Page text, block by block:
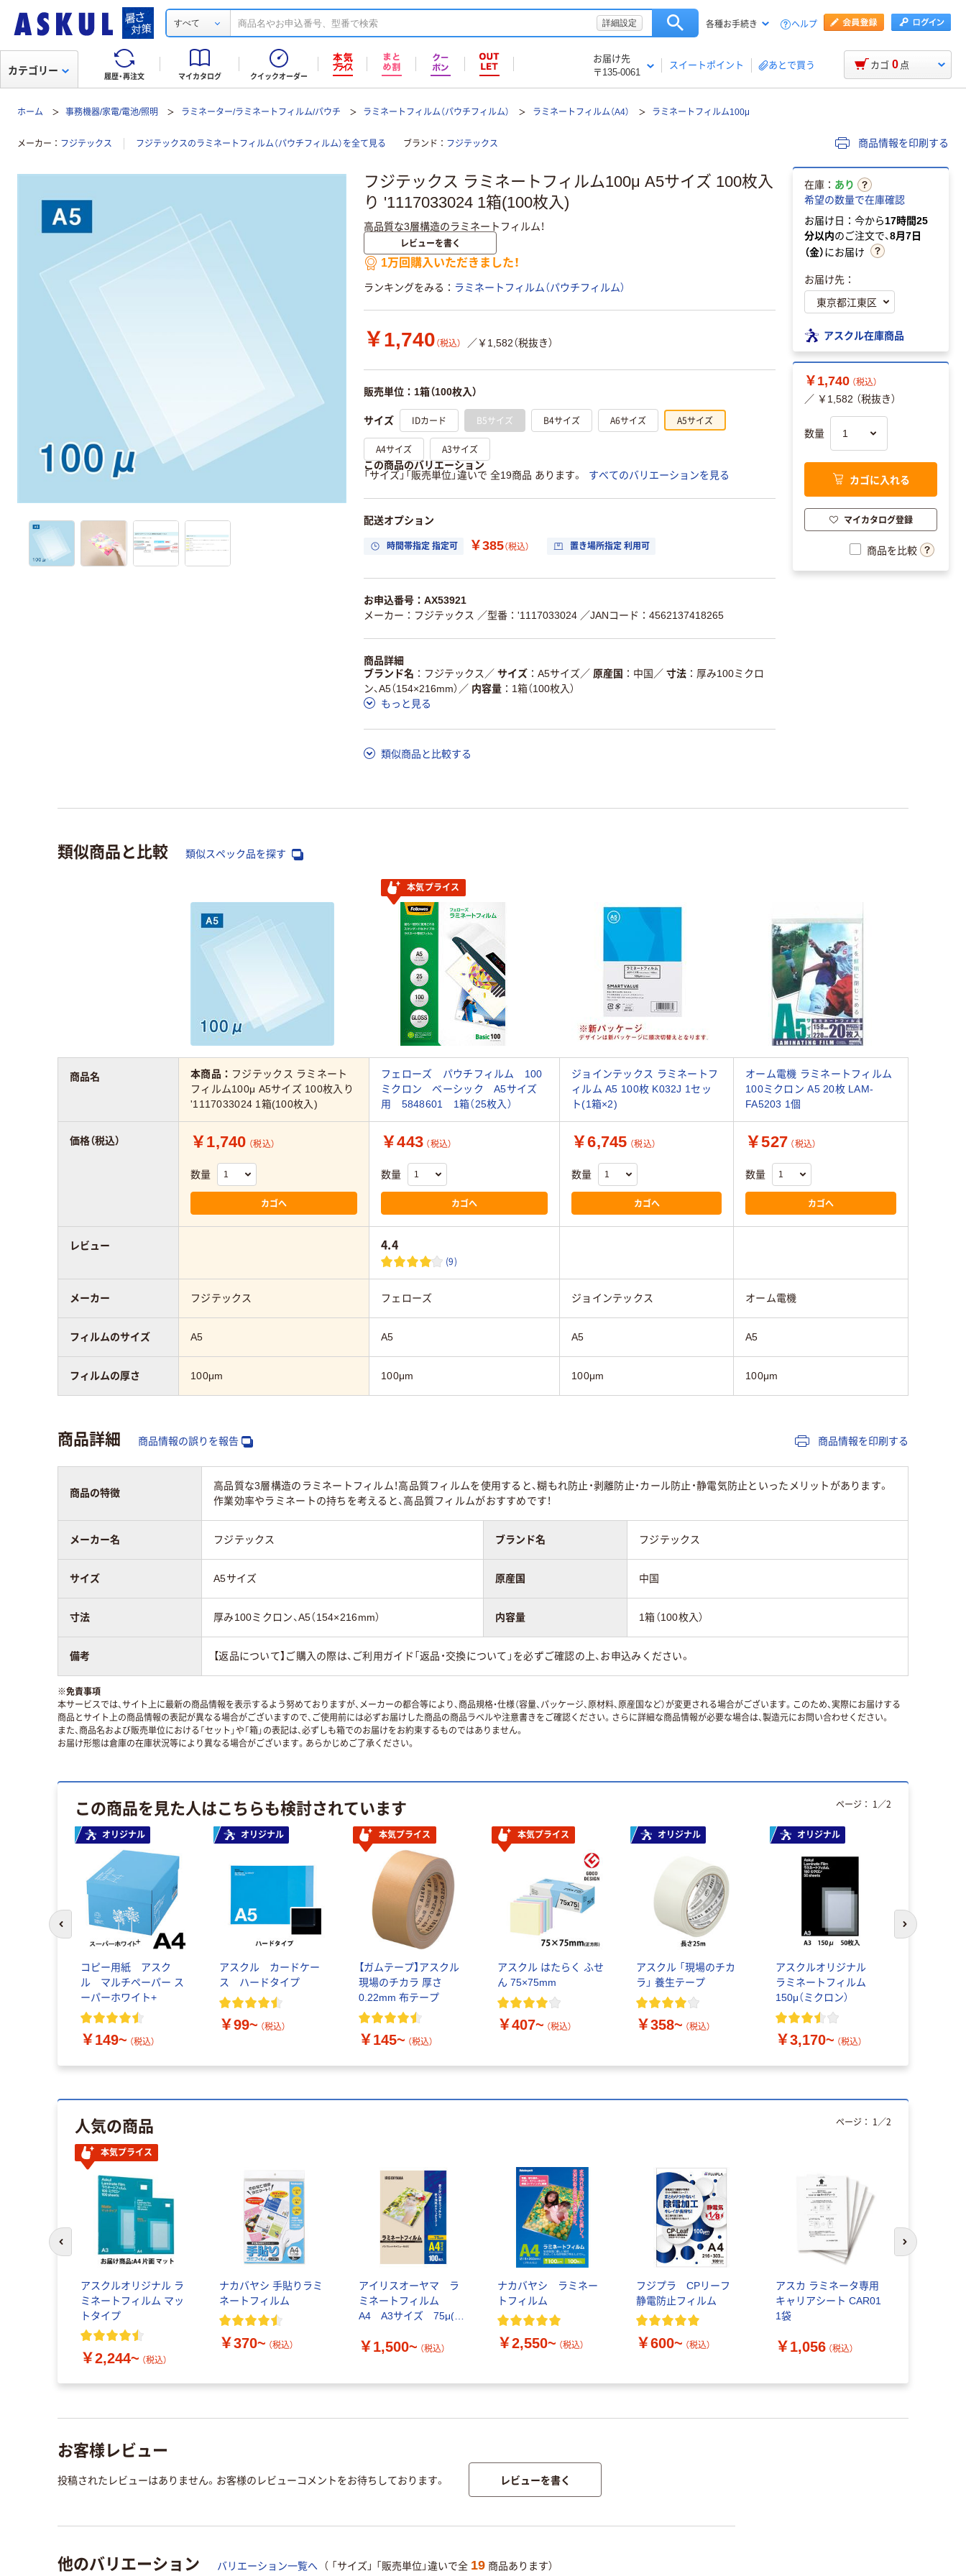
すべて 詳細設定 各種お手続き ヘルプ
履歴・再注文 マイカタログ クイックオーダー
お届け先
〒135-0061
スイートポイント あとで買う
カテゴリー カゴ 0 点
ホーム 事務機器/家電/電池/照明 ラミネーター/ラミネートフィルム/パウチ ラミネートフィルム（パウチフィルム） ラミネートフィルム（A4） ラミネートフィルム100μ
メーカー フジテックス フジテックスのラミネートフィルム（パウチフィルム）を全て見る ブランド フジテックス 商品情報を印刷する
フジテックス ラミネートフィルム100μ A5サイズ 100枚入
り '1117033024 1箱(100枚入)
高品質な3層構造のラミネートフィルム！
レビューを書く
1万回購入いただきました！
ランキングをみる ラミネートフィルム（パウチフィルム）
￥1,740 （税込） ／￥1,582（税抜き）
販売単位：1箱（100枚入）
サイズ IDカード B5サイズ B4サイズ A6サイズ A5サイズ
A4サイズ A3サイズ
この商品のバリエーション
「サイズ」「販売単位」違いで 全19商品 あります。
すべてのバリエーションを見る
配送オプション
時間帯指定 指定可 ￥385（税込） 置き場所指定 利用可
お申込番号：AX53921
メーカー：フジテックス ／型番：'1117033024 ／JANコード：4562137418265
商品詳細
ブランド名
フジテックス ／ サイズ A5サイズ／ 原産国 中国 ／ 寸法
厚み100ミクロ
ン、A5（154×216mm） ／ 内容量
1箱（100枚入）
もっと見る
類似商品と比較する
在庫： あり
希望の数量で在庫確認
お届け日：今から17時間25
分以内のご注文で、8月7日
（金）にお届け
お届け先：
アスクル在庫商品
￥1,740 （税込）
／ ￥1,582 （税抜き）
数量
カゴに入れる
マイカタログ登録
商品を比較
類似商品と比較 類似スペック品を探す
本気プライス
商品名 本商品： フジテックス ラミネート
フィルム100μ A5サイズ 100枚入り
'1117033024 1箱(100枚入)
フェローズ パウチフィルム 100
ミクロン ベーシック A5サイズ
用 5848601 1箱（25枚入）
ジョインテックス ラミネートフ
ィルム A5 100枚 K032J 1セッ
ト(1箱×2)
オーム電機 ラミネートフィルム
100ミクロン A5 20枚 LAM-
FA5203 1個
価格（税込） ￥1,740 （税込）
数量
カゴへ
￥443 （税込）
数量
カゴへ
￥6,745 （税込）
数量
カゴへ
￥527 （税込）
数量
カゴへ
レビュー 4.4
(9)
メーカー フジテックス フェローズ ジョインテックス オーム電機
フィルムのサイズ A5 A5 A5 A5
フィルムの厚さ 100μm 100μm 100μm 100μm
商品詳細 商品情報の誤りを報告 商品情報を印刷する
商品の特徴
高品質な3層構造のラミネートフィルム！高品質フィルムを使用すると、糊もれ防止・剥離防止・カール防止・静電気防止といったメリットがあります。
作業効率やラミネートの持ちを考えると、高品質フィルムがおすすめです！
メーカー名 フジテックス ブランド名 フジテックス
サイズ A5サイズ 原産国 中国
寸法 厚み100ミクロン、A5（154×216mm） 内容量 1箱（100枚入）
備考 【返品について】ご購入の際は、ご利用ガイド「返品・交換について」を必ずご確認の上、お申込みください。
※免責事項
本サービスでは、サイト上に最新の商品情報を表示するよう努めておりますが、メーカーの都合等により、商品規格・仕様（容量、パッケージ、原材料、原産国など）が変更される場合がございます。このため、実際にお届けする
商品とサイト上の商品情報の表記が異なる場合がございますので、ご使用前には必ずお届けした商品の商品ラベルや注意書きをご確認ください。さらに詳細な商品情報が必要な場合は、製造元にお問い合わせください。
また、商品名および販売単位における「セット」や「箱」の表記は、必ずしも箱でのお届けをお約束するものではありません。
お届け形態は倉庫の在庫状況等により異なる場合がございます。あらかじめご了承ください。
この商品を見た人はこちらも検討されています
オリジナル
コピー用紙 アスク
ル マルチペーパー ス
ーパーホワイト+
￥149~ （税込）
オリジナル
アスクル カードケー
ス ハードタイプ
￥99~ （税込）
本気プライス
【ガムテープ】アスクル
現場のチカラ 厚さ
0.22mm 布テープ
￥145~ （税込）
本気プライス
アスクル はたらく ふせ
ん 75×75mm
￥407~ （税込）
オリジナル
アスクル 「現場のチカ
ラ」 養生テープ
￥358~ （税込）
オリジナル
アスクルオリジナル
ラミネートフィルム
150μ（ミクロン）
￥3,170~ （税込）
ページ： 1 ／2
前のスライドへ 次のスライド
人気の商品
本気プライス
アスクルオリジナル ラ
ミネートフィルム マッ
トタイプ
￥2,244~ （税込）
ナカバヤシ 手貼りラミ
ネートフィルム
￥370~ （税込）
アイリスオーヤマ ラ
ミネートフィルム
A4 A3サイズ 75μ(ミ
￥1,500~ （税込）
ナカバヤシ ラミネー
トフィルム
￥2,550~ （税込）
フジプラ CPリーフ
静電防止フィルム
￥600~ （税込）
アスカ ラミネータ専用
キャリアシート CAR01
1袋
￥1,056 （税込）
ページ： 1 ／2
前のスライドへ 次のスライド
お客様レビュー
投稿されたレビューはありません。お客様のレビューコメントをお待ちしております。 レビューを書く
他のバリエーション バリエーション一覧へ （ 「サイズ」 「販売単位」違いで全 19 商品あります）